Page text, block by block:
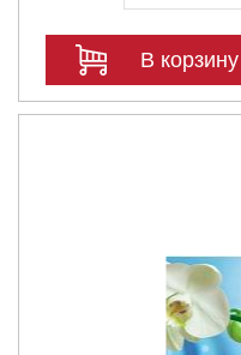
В корзину